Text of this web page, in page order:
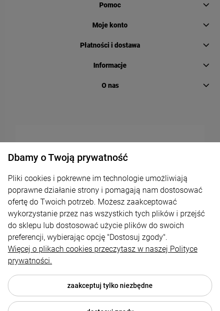
Pomoc
Moje konto
Płatności i dostawa
Informacje
O nas
© 2026 elektis.pl . Wszelkie prawa zastrzeżone.
Dbamy o Twoją prywatność
Pliki cookies i pokrewne im technologie umożliwiają
poprawne działanie strony i pomagają nam dostosować
ofertę do Twoich potrzeb. Możesz zaakceptować
wykorzystanie przez nas wszystkich tych plików i przejść
do sklepu lub dostosować użycie plików do swoich
preferencji, wybierając opcję "Dostosuj zgody".
Więcej o plikach cookies przeczytasz w naszej Polityce
prywatności.
zaakceptuj tylko niezbędne